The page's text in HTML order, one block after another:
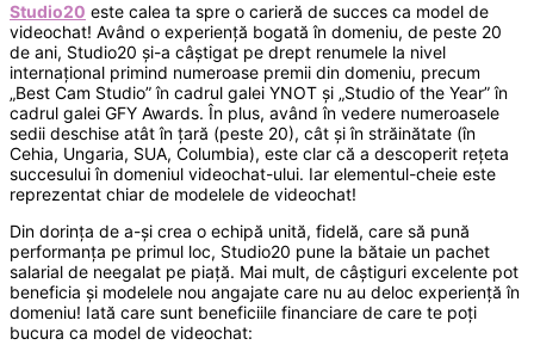
Studio20 este calea ta spre o carieră de succes ca model de
videochat! Având o experiență bogată în domeniu, de peste 20
de ani, Studio20 și-a câștigat pe drept renumele la nivel
internațional primind numeroase premii din domeniu, precum
„Best Cam Studio” în cadrul galei YNOT și „Studio of the Year” în
cadrul galei GFY Awards. În plus, având în vedere numeroasele
sedii deschise atât în țară (peste 20), cât și în străinătate (în
Cehia, Ungaria, SUA, Columbia), este clar că a descoperit rețeta
succesului în domeniul videochat-ului. Iar elementul-cheie este
reprezentat chiar de modelele de videochat!
Din dorința de a-și crea o echipă unită, fidelă, care să pună
performanța pe primul loc, Studio20 pune la bătaie un pachet
salarial de neegalat pe piață. Mai mult, de câștiguri excelente pot
beneficia și modelele nou angajate care nu au deloc experiență în
domeniu! Iată care sunt beneficiile financiare de care te poți
bucura ca model de videochat: